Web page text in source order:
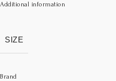
Additional information
SIZE
Brand